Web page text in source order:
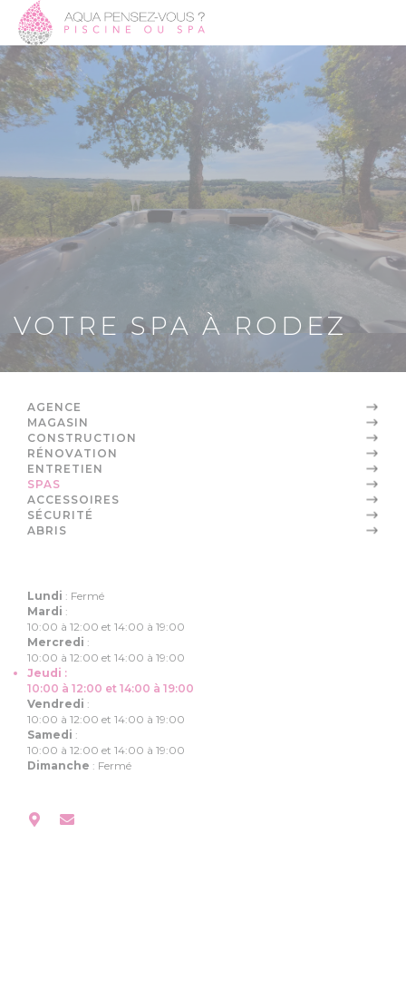
VOTRE SPA À RODEZ
AGENCE
MAGASIN
CONSTRUCTION
RÉNOVATION
ENTRETIEN
SPAS
ACCESSOIRES
SÉCURITÉ
ABRIS
Lundi : Fermé
Mardi :
10:00 à 12:00 et 14:00 à 19:00
Mercredi :
10:00 à 12:00 et 14:00 à 19:00
Jeudi :
10:00 à 12:00 et 14:00 à 19:00
Vendredi :
10:00 à 12:00 et 14:00 à 19:00
Samedi :
10:00 à 12:00 et 14:00 à 19:00
Dimanche : Fermé